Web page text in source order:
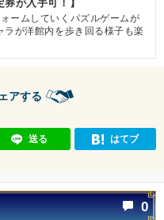
券が入手可！】
ームしていくパズルゲームが
が洋館内を歩き回る様子も楽
アする
送る はてブ
0